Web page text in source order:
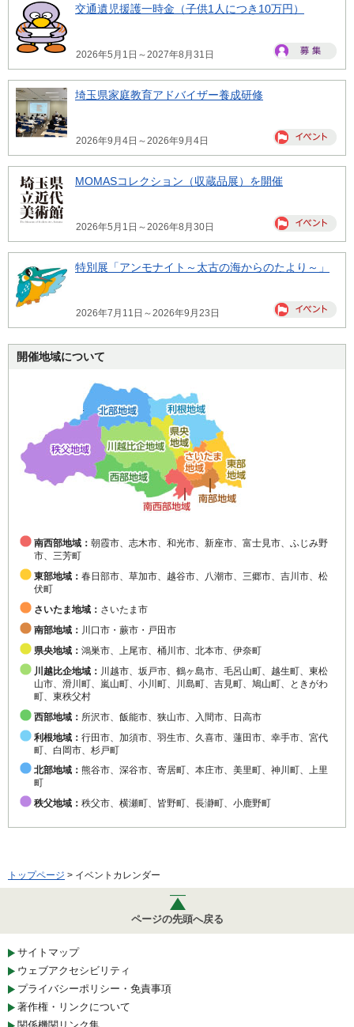
交通遺児援護一時金（子供1人につき10万円）
2026年5月1日～2027年8月31日
埼玉県家庭教育アドバイザー養成研修
2026年9月4日～2026年9月4日
MOMASコレクション（収蔵品展）を開催
2026年5月1日～2026年8月30日
特別展「アンモナイト～太古の海からのたより～」
2026年7月11日～2026年9月23日
開催地域について
南西部地域： 朝霞市、志木市、和光市、新座市、富士見市、ふじみ野
市、三芳町
東部地域： 春日部市、草加市、越谷市、八潮市、三郷市、吉川市、松
伏町
さいたま地域： さいたま市
南部地域： 川口市・蕨市・戸田市
県央地域： 鴻巣市、上尾市、桶川市、北本市、伊奈町
川越比企地域： 川越市、坂戸市、鶴ヶ島市、毛呂山町、越生町、東松
山市、滑川町、嵐山町、小川町、川島町、吉見町、鳩山町、ときがわ
町、東秩父村
西部地域： 所沢市、飯能市、狭山市、入間市、日高市
利根地域： 行田市、加須市、羽生市、久喜市、蓮田市、幸手市、宮代
町、白岡市、杉戸町
北部地域： 熊谷市、深谷市、寄居町、本庄市、美里町、神川町、上里
町
秩父地域： 秩父市、横瀬町、皆野町、長瀞町、小鹿野町
トップページ > イベントカレンダー
ページの先頭へ戻る
サイトマップ
ウェブアクセシビリティ
プライバシーポリシー・免責事項
著作権・リンクについて